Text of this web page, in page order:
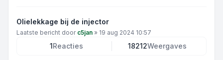
Olielekkage bij de injector
Laatste bericht door c5jan » 19 aug 2024 10:57
1Reacties 18212Weergaves